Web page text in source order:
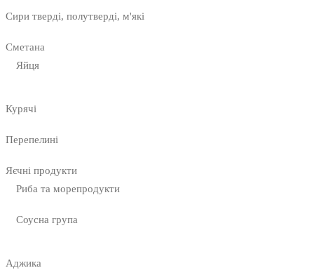
Сири тверді, полутверді, м'які
Сметана
Яйця
Курячі
Перепелині
Яєчні продукти
Риба та морепродукти
Соусна група
Аджика